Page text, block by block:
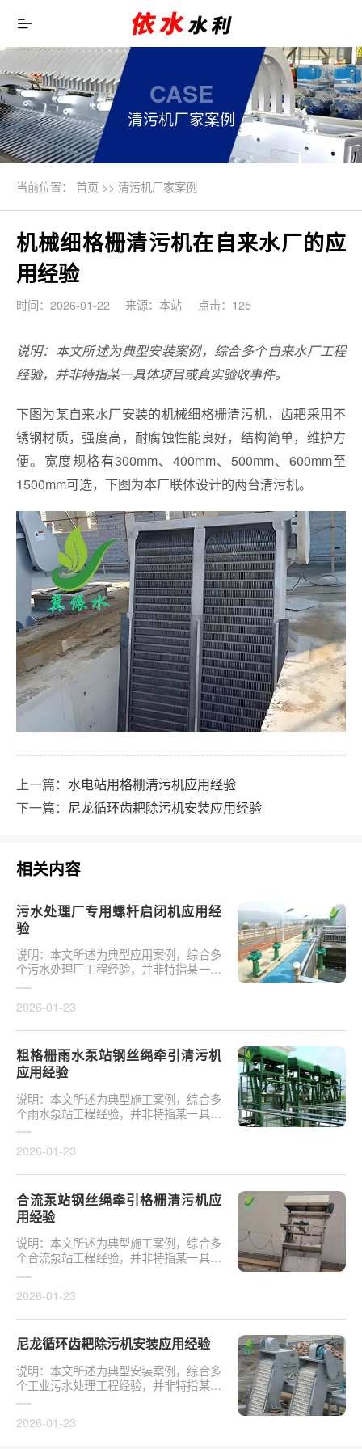
CASE
清污机厂家案例
当前位置： 首页>> 清污机厂家案例
机械细格栅清污机在自来水厂的应
用经验
时间：2026-01-22 来源：本站 点击：125
说明：本文所述为典型安装案例，综合多个自来水厂工程
经验，并非特指某一具体项目或真实验收事件。
下图为某自来水厂安装的机械细格栅清污机，齿耙采用不
锈钢材质，强度高，耐腐蚀性能良好，结构简单，维护方
便。宽度规格有300mm、400mm、500mm、600mm至
1500mm可选，下图为本厂联体设计的两台清污机。
上一篇： 水电站用格栅清污机应用经验
下一篇： 尼龙循环齿耙除污机安装应用经验
相关内容
污水处理厂专用螺杆启闭机应用经
验
说明：本文所述为典型应用案例，综合多
个污水处理厂工程经验，并非特指某一具
体项目或真实验收事件。下图为某污水处
2026-01-23
粗格栅雨水泵站钢丝绳牵引清污机
应用经验
说明：本文所述为典型施工案例，综合多
个雨水泵站工程经验，并非特指某一具体
项目或真实验收事件。下图为某雨水泵站
2026-01-23
合流泵站钢丝绳牵引格栅清污机应
用经验
说明：本文所述为典型施工案例，综合多
个合流泵站工程经验，并非特指某一具体
项目或真实验收事件。某合流泵站钢丝绳
2026-01-23
尼龙循环齿耙除污机安装应用经验
说明：本文所述为典型安装案例，综合多
个工业污水处理工程经验，并非特指某一
具体项目或真实验收事件。某皮革厂安装
2026-01-23